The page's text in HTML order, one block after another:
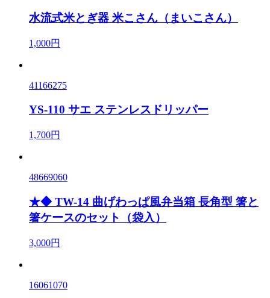
水流式米とぎ器 米こさん（まいこさん）
1,000円
41166275
YS-110 サエ ステンレスドリッパー
1,700円
48669060
★◆ TW-14 曲げわっぱ風弁当箱 長角型 箸と
箸ケースのセット（袋入）
3,000円
16061070